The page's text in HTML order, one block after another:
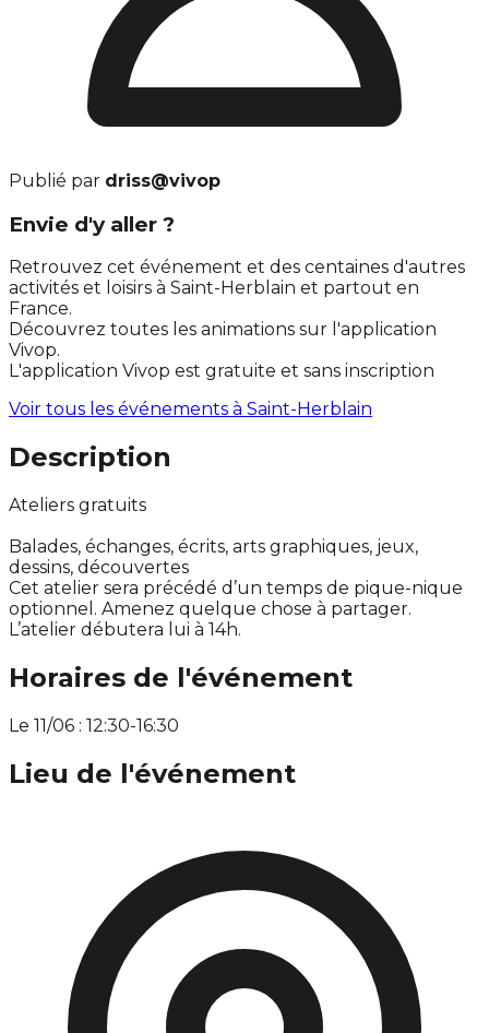
Publié par driss@vivop
Envie d'y aller ?
Retrouvez cet événement et des centaines d'autres
activités et loisirs à Saint-Herblain et partout en
France.
Découvrez toutes les animations sur l'application
Vivop.
L'application Vivop est gratuite et sans inscription
Voir tous les événements à Saint-Herblain
Description
Ateliers gratuits
Balades, échanges, écrits, arts graphiques, jeux,
dessins, découvertes
Cet atelier sera précédé d’un temps de pique-nique
optionnel. Amenez quelque chose à partager.
L’atelier débutera lui à 14h.
Horaires de l'événement
Le 11/06 : 12:30-16:30
Lieu de l'événement